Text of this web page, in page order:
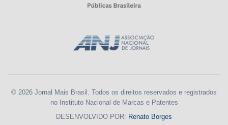
© 2026 Jornal Mais Brasil. Todos os direitos reservados e registrados
no Instituto Nacional de Marcas e Patentes
DESENVOLVIDO POR: Renato Borges